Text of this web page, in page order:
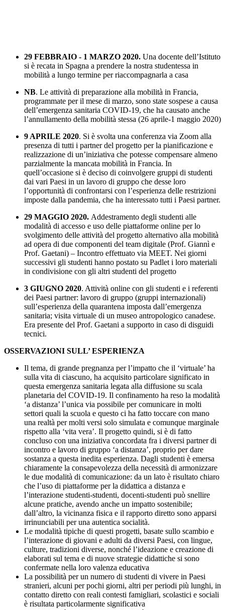
29 FEBBRAIO - 1 MARZO 2020. Una docente dell’Istituto
si è recata in Spagna a prendere la nostra studentessa in
mobilità a lungo termine per riaccompagnarla a casa
NB. Le attività di preparazione alla mobilità in Francia,
programmate per il mese di marzo, sono state sospese a causa
dell’emergenza sanitaria COVID-19, che ha causato anche
l’annullamento della mobilità stessa (26 aprile-1 maggio 2020)
9 APRILE 2020. Si è svolta una conferenza via Zoom alla
presenza di tutti i partner del progetto per la pianificazione e
realizzazione di un’iniziativa che potesse compensare almeno
parzialmente la mancata mobilità in Francia. In
quell’occasione si è deciso di coinvolgere gruppi di studenti
dai vari Paesi in un lavoro di gruppo che desse loro
l’opportunità di confrontarsi con l’esperienza delle restrizioni
imposte dalla pandemia, che ha interessato tutti i Paesi partner.
29 MAGGIO 2020. Addestramento degli studenti alle
modalità di accesso e uso delle piattaforme online per lo
svolgimento delle attività del progetto alternativo alla mobilità
ad opera di due componenti del team digitale (Prof. Giannì e
Prof. Gaetani) – Incontro effettuato via MEET. Nei giorni
successivi gli studenti hanno postato su Padlet i loro materiali
in condivisione con gli altri studenti del progetto
3 GIUGNO 2020. Attività online con gli studenti e i referenti
dei Paesi partner: lavoro di gruppo (gruppi internazionali)
sull’esperienza della quarantena imposta dall’emergenza
sanitaria; visita virtuale di un museo antropologico canadese.
Era presente del Prof. Gaetani a supporto in caso di disguidi
tecnici.
OSSERVAZIONI SULL’ ESPERIENZA
Il tema, di grande pregnanza per l’impatto che il ‘virtuale’ ha
sulla vita di ciascuno, ha acquisito particolare significato in
questa emergenza sanitaria legata alla diffusione su scala
planetaria del COVID-19. Il confinamento ha reso la modalità
‘a distanza’ l’unica via possibile per comunicare in molti
settori quali la scuola e questo ci ha fatto toccare con mano
una realtà per molti versi solo simulata e comunque marginale
rispetto alla ‘vita vera’. Il progetto quindi, si è di fatto
concluso con una iniziativa concordata fra i diversi partner di
incontro e lavoro di gruppo ‘a distanza’, proprio per dare
sostanza a questa inedita esperienza. Dagli studenti è emersa
chiaramente la consapevolezza della necessità di armonizzare
le due modalità di comunicazione: da un lato è risultato chiaro
che l’uso di piattaforme per la didattica a distanza e
l’interazione studenti-studenti, docenti-studenti può snellire
alcune pratiche, avendo anche un impatto sostenibile;
dall’altro, la vicinanza fisica e il rapporto diretto sono apparsi
irrinunciabili per una autentica socialità.
Le modalità tipiche di questi progetti, basate sullo scambio e
l’interazione di giovani e adulti da diversi Paesi, con lingue,
culture, tradizioni diverse, nonché l’ideazione e creazione di
elaborati sul tema e di nuove strategie didattiche si sono
confermate nella loro valenza educativa
La possibilità per un numero di studenti di vivere in Paesi
stranieri, alcuni per pochi giorni, altri per periodi più lunghi, in
contatto diretto con reali contesti famigliari, scolastici e sociali
è risultata particolarmente significativa